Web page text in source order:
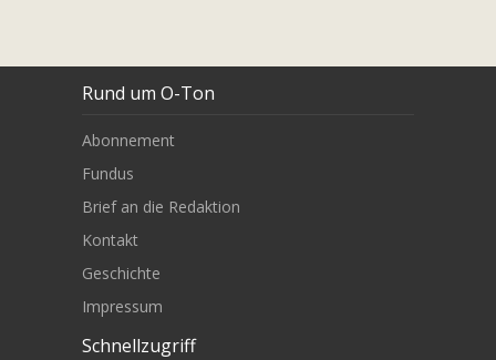
Rund um O-Ton
Abonnement
Fundus
Brief an die Redaktion
Kontakt
Geschichte
Impressum
Schnellzugriff